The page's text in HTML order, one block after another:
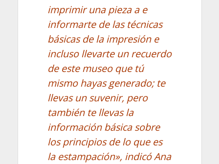
imprimir una pieza a e
informarte de las técnicas
básicas de la impresión e
incluso llevarte un recuerdo
de este museo que tú
mismo hayas generado; te
llevas un suvenir, pero
también te llevas la
información básica sobre
los principios de lo que es
la estampación», indicó Ana